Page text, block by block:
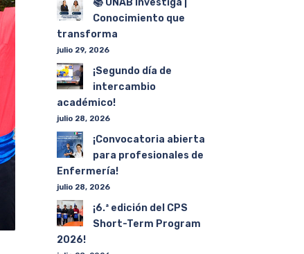
Conocimiento que
transforma
julio 29, 2026
¡Segundo día de
intercambio
académico!
julio 28, 2026
¡Convocatoria abierta
para profesionales de
Enfermería!
julio 28, 2026
¡6.ª edición del CPS
Short-Term Program
2026!